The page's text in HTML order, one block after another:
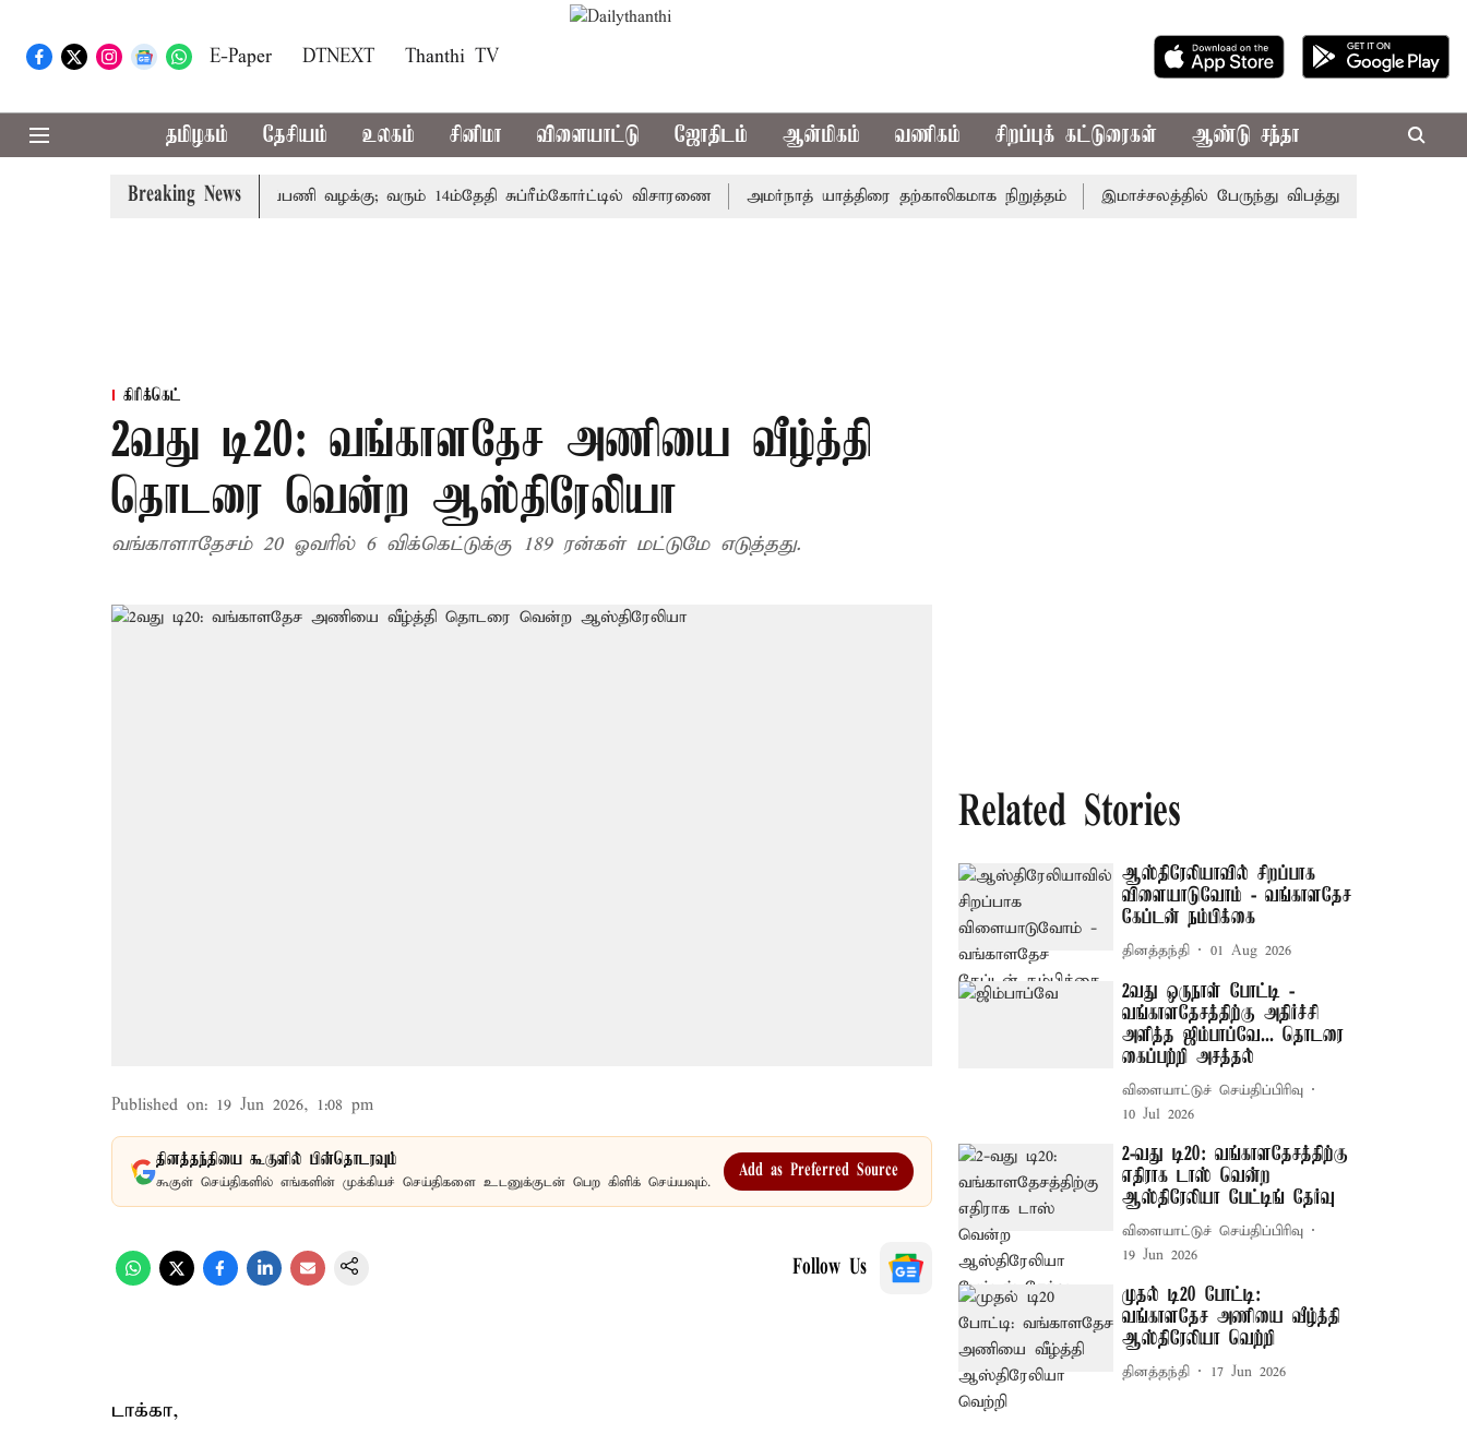
E-Paper DTNEXT Thanthi TV
தமிழகம் தேசியம் உலகம் சினிமா விளையாட்டு ஜோதிடம் ஆன்மிகம் வணிகம் சிறப்புக் கட்டுரைகள் ஆண்டு சந்தா
Breaking News
குடும்பத்தினருக்கு அரசுப்பணி வழக்கு; வரும் 14ம்தேதி சுப்ரீம்கோர்ட்டில் விசாரணை அமர்நாத் யாத்திரை தற்காலிகமாக நிறுத்தம் இமாச்சலத்தில் பேருந்து விபத்து; 7 பேர் பலி -
கிரிக்கெட்
2வது டி20: வங்காளதேச அணியை வீழ்த்தி
தொடரை வென்ற ஆஸ்திரேலியா
வங்காளாதேசம் 20 ஓவரில் 6 விக்கெட்டுக்கு 189 ரன்கள் மட்டுமே எடுத்தது.
Published on: 19 Jun 2026, 1:08 pm
தினத்தந்தியை கூகுளில் பின்தொடரவும்
கூகுள் செய்திகளில் எங்களின் முக்கியச் செய்திகளை உடனுக்குடன் பெற கிளிக் செய்யவும்.
Add as Preferred Source
Follow Us
டாக்கா,
Related Stories
ஆஸ்திரேலியாவில் சிறப்பாக
விளையாடுவோம் - வங்காளதேச
கேப்டன் நம்பிக்கை
தினத்தந்தி 01 Aug 2026
2வது ஒருநாள் போட்டி -
வங்காளதேசத்திற்கு அதிர்ச்சி
அளித்த ஜிம்பாப்வே... தொடரை
கைப்பற்றி அசத்தல்
விளையாட்டுச் செய்திப்பிரிவு
10 Jul 2026
2-வது டி20: வங்காளதேசத்திற்கு
எதிராக டாஸ் வென்ற
ஆஸ்திரேலியா பேட்டிங் தேர்வு
விளையாட்டுச் செய்திப்பிரிவு
19 Jun 2026
முதல் டி20 போட்டி:
வங்காளதேச அணியை வீழ்த்தி
ஆஸ்திரேலியா வெற்றி
தினத்தந்தி 17 Jun 2026